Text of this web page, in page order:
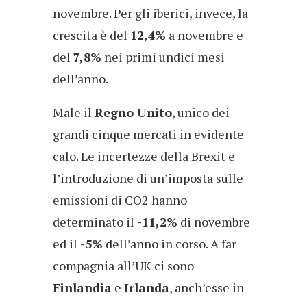
novembre. Per gli iberici, invece, la
crescita è del 12,4% a novembre e
del 7,8% nei primi undici mesi
dell’anno.
Male il Regno Unito, unico dei
grandi cinque mercati in evidente
calo. Le incertezze della Brexit e
l’introduzione di un’imposta sulle
emissioni di CO2 hanno
determinato il -11,2% di novembre
ed il -5% dell’anno in corso. A far
compagnia all’UK ci sono
Finlandia e Irlanda, anch’esse in